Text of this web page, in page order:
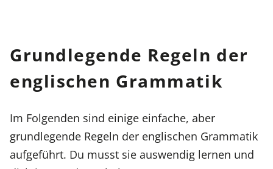
Grundlegende Regeln der
englischen Grammatik
Im Folgenden sind einige einfache, aber
grundlegende Regeln der englischen Grammatik
aufgeführt. Du musst sie auswendig lernen und